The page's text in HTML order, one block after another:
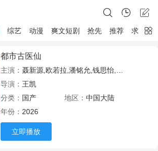
综艺 动漫 爽文短剧 抢先 推荐 求片
都市古医仙
主演： 聂新源,欧若拉,潘铭允,钱思怡,云歌,席乐,韩一霆
导演： 王凯
分类： 国产 地区： 中国大陆
年份： 2026
立即播放